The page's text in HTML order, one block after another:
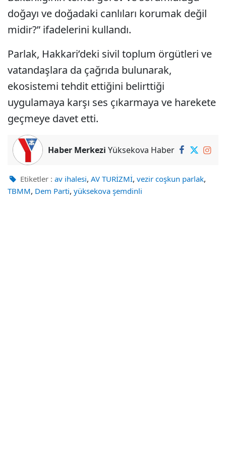
doğayı ve doğadaki canlıları korumak değil
midir?” ifadelerini kullandı.
Parlak, Hakkari’deki sivil toplum örgütleri ve
vatandaşlara da çağrıda bulunarak,
ekosistemi tehdit ettiğini belirttiği
uygulamaya karşı ses çıkarmaya ve harekete
geçmeye davet etti.
Haber Merkezi Yüksekova Haber
Etiketler : av ihalesi, AV TURİZMİ, vezir coşkun parlak,
TBMM, Dem Parti, yüksekova şemdinli